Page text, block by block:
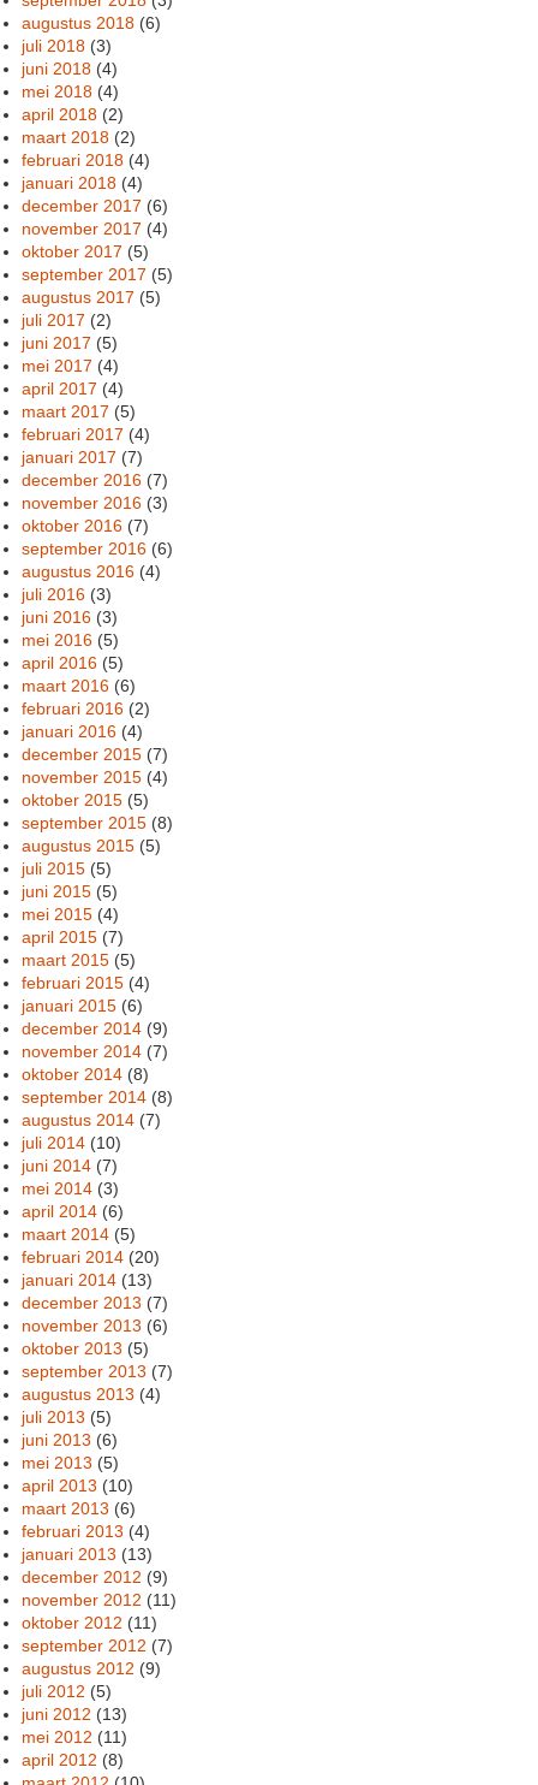
augustus 2018 (6)
juli 2018 (3)
juni 2018 (4)
mei 2018 (4)
april 2018 (2)
maart 2018 (2)
februari 2018 (4)
januari 2018 (4)
december 2017 (6)
november 2017 (4)
oktober 2017 (5)
september 2017 (5)
augustus 2017 (5)
juli 2017 (2)
juni 2017 (5)
mei 2017 (4)
april 2017 (4)
maart 2017 (5)
februari 2017 (4)
januari 2017 (7)
december 2016 (7)
november 2016 (3)
oktober 2016 (7)
september 2016 (6)
augustus 2016 (4)
juli 2016 (3)
juni 2016 (3)
mei 2016 (5)
april 2016 (5)
maart 2016 (6)
februari 2016 (2)
januari 2016 (4)
december 2015 (7)
november 2015 (4)
oktober 2015 (5)
september 2015 (8)
augustus 2015 (5)
juli 2015 (5)
juni 2015 (5)
mei 2015 (4)
april 2015 (7)
maart 2015 (5)
februari 2015 (4)
januari 2015 (6)
december 2014 (9)
november 2014 (7)
oktober 2014 (8)
september 2014 (8)
augustus 2014 (7)
juli 2014 (10)
juni 2014 (7)
mei 2014 (3)
april 2014 (6)
maart 2014 (5)
februari 2014 (20)
januari 2014 (13)
december 2013 (7)
november 2013 (6)
oktober 2013 (5)
september 2013 (7)
augustus 2013 (4)
juli 2013 (5)
juni 2013 (6)
mei 2013 (5)
april 2013 (10)
maart 2013 (6)
februari 2013 (4)
januari 2013 (13)
december 2012 (9)
november 2012 (11)
oktober 2012 (11)
september 2012 (7)
augustus 2012 (9)
juli 2012 (5)
juni 2012 (13)
mei 2012 (11)
april 2012 (8)